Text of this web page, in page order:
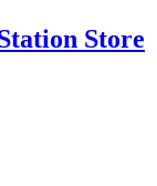
Store